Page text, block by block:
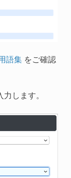
語集をご確認
します。